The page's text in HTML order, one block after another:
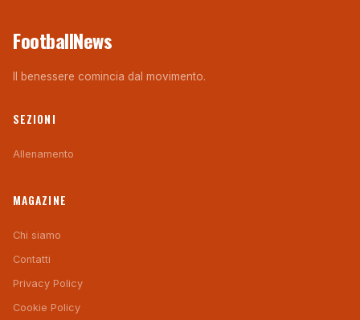
FootballNews
Il benessere comincia dal movimento.
SEZIONI
Allenamento
MAGAZINE
Chi siamo
Contatti
Privacy Policy
Cookie Policy